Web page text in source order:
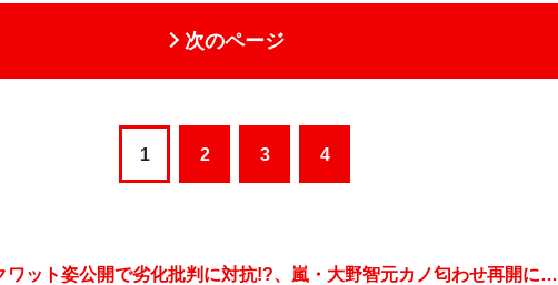
次のページ
1 2 3 4
工藤静香スクワット姿公開で劣化批判に対抗!?、嵐・大野智元カノ匂わせ再開にファン激怒……週末芸能ニュース雑話